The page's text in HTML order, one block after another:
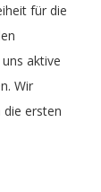
für die
aktive
Wir
die ersten